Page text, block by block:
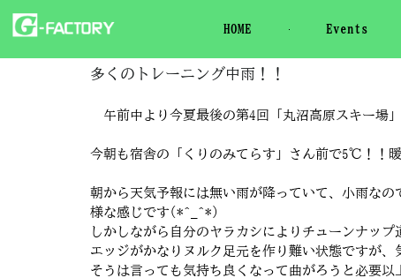
HOME Events
多くのトレーニング中雨！！
午前中より今夏最後の第4回「丸沼高原スキー場
今朝も宿舎の「くりのみてらす」さん前で5℃！！
朝から天気予報には無い雨が降っていて、小雨な
様な感じです(*^_^*)
しかしながら自分のヤラカシによりチューンナッ
エッジがかなりヌルク足元を作り難い状態ですが
そうは言っても気持ち良くなって曲がろうと必要